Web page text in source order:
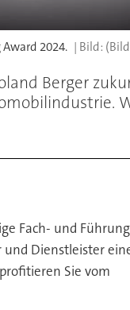
2024.
Berger
Fach- und
Dienstleister
Sie vom